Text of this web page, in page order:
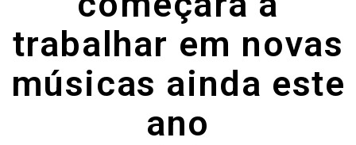
trabalhar em novas
músicas ainda este
ano